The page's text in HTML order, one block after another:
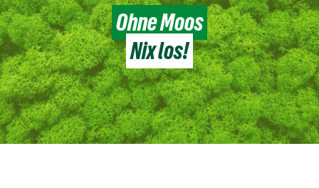
Ohne Moos
Nix los!